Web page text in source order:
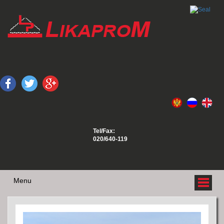
Tel/Fax:
020/640-119
Menu